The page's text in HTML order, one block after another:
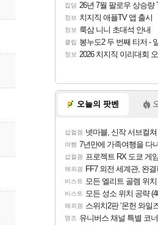
잡담 26년 7월 팔로우 상승량 TOP 30 -
정보 치지직 애플TV 앱 출시
정보 룩삼 니니 초대석 안내
클립 봉누도2 두 번째 티저 -
정보 2026 치지직 이리대회
오늘의 팟벤
섭컬겜 넷마블, 신작 서브컬쳐 게임 [펄 인 블루]
여행 7년만에 가족여행을 다
섭컬겜 프로젝트 RX 도쿄 게임쇼
해외겜 FF7 외전 세계관, 완
비스트 모든 엘리트 골렘 위치 공략 (30개)
비스트 모든 성소 위치 공략 (40개) - 귀환한
해외겜 스위치2판 ‘몬헌 와일즈’,
명조 유니버스 채널 특별 코너 | 자신